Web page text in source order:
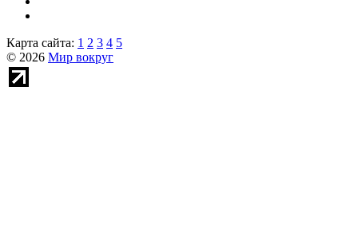
Карта сайта: 1 2 3 4 5
© 2026 Мир вокруг